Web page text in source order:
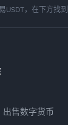
USDT，在下方找
出售数字货币